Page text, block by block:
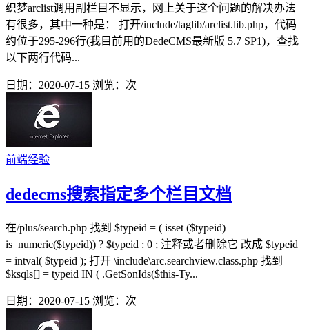
织梦arclist调用副栏目不显示，网上关于这个问题的解决办法
有很多，其中一种是： 打开/include/taglib/arclist.lib.php，代码
约位于295-296行(我目前用的DedeCMS最新版 5.7 SP1)，查找
以下两行代码...
日期：2020-07-15 浏览： 次
前端经验
dedecms搜索指定多个栏目文档
在/plus/search.php 找到 $typeid = ( isset ($typeid)
is_numeric($typeid)) ? $typeid : 0 ; 注释或者删除它 改成 $typeid
= intval( $typeid ); 打开 \include\arc.searchview.class.php 找到
$ksqls[] = typeid IN ( .GetSonIds($this-Ty...
日期：2020-07-15 浏览： 次